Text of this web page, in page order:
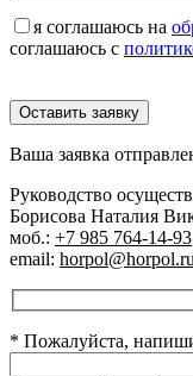
я соглашаюсь на
соглашаюсь с
Оставить заявку
Ваша заявка
Руководство
Борисова Наталия
моб.: +7 985 764-14-93
email: horpol@horpol.ru
* Пожалуйста,